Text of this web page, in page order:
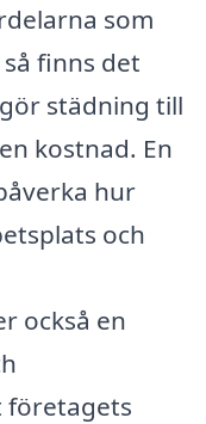
som
finns det
städning till
kostnad. En
hur
och
också en
företagets